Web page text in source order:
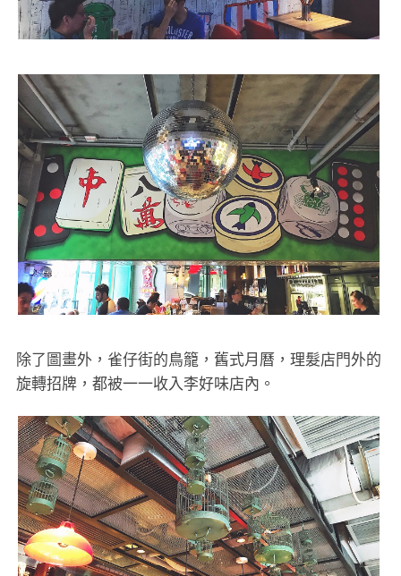
除了圖畫外，雀仔街的鳥籠，舊式月曆，理髮店門外的
旋轉招牌，都被一一收入李好味店內。